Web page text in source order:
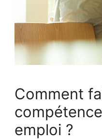
Comment
emploi ?